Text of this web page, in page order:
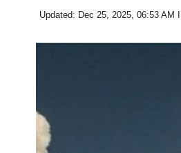
Updated: Dec 25, 2025, 06:53 AM